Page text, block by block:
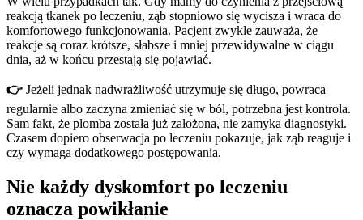
reakcją tkanek po leczeniu, ząb stopniowo się wycisza i wraca do
komfortowego funkcjonowania. Pacjent zwykle zauważa, że
reakcje są coraz krótsze, słabsze i mniej przewidywalne w ciągu
dnia, aż w końcu przestają się pojawiać.
👉 Jeżeli jednak nadwrażliwość utrzymuje się długo, powraca
regularnie albo zaczyna zmieniać się w ból, potrzebna jest kontrola.
Sam fakt, że plomba została już założona, nie zamyka diagnostyki.
Czasem dopiero obserwacja po leczeniu pokazuje, jak ząb reaguje i
czy wymaga dodatkowego postępowania.
Nie każdy dyskomfort po leczeniu
oznacza powikłanie